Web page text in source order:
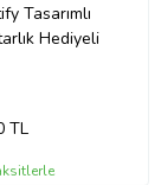
Tasarımlı
Hediyeli
TL